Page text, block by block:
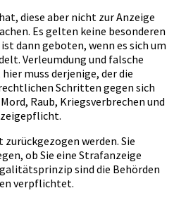
diese aber nicht zur Anzeige
Es gelten keine besonderen
dann geboten, wenn es sich um
Verleumdung und falsche
muss derjenige, der die
Schritten gegen sich
Raub, Kriegsverbrechen und
werden. Sie
ob Sie eine Strafanzeige
sind die Behörden
verpflichtet.